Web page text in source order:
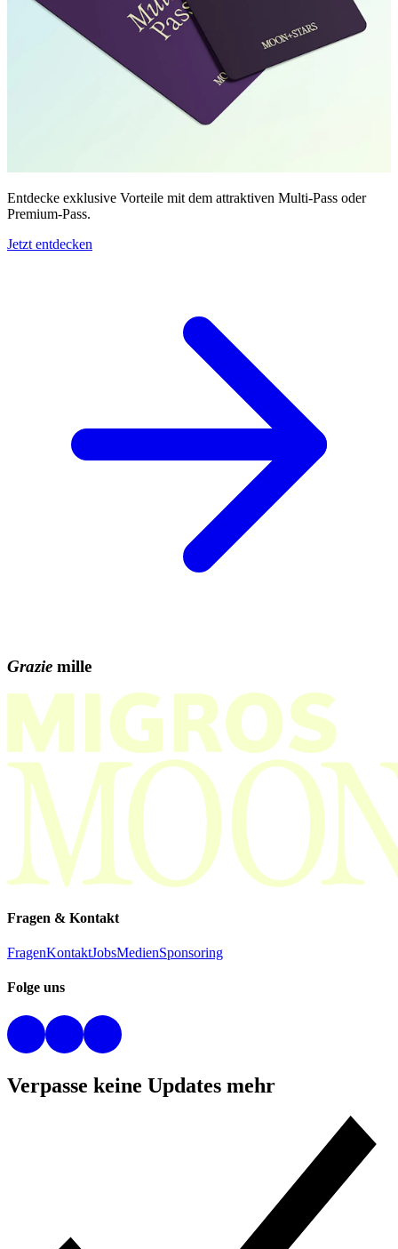
Entdecke exklusive Vorteile mit dem attraktiven Multi-Pass oder
Premium-Pass.
Jetzt entdecken
Grazie mille
Fragen & Kontakt
FragenKontaktJobsMedienSponsoring
Folge uns
Verpasse keine Updates mehr